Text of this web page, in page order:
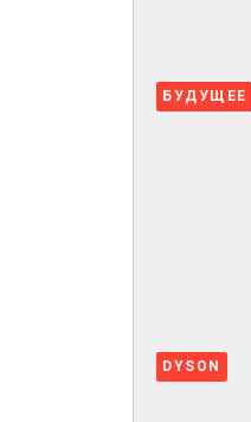
БУДУЩЕЕ
DYSON